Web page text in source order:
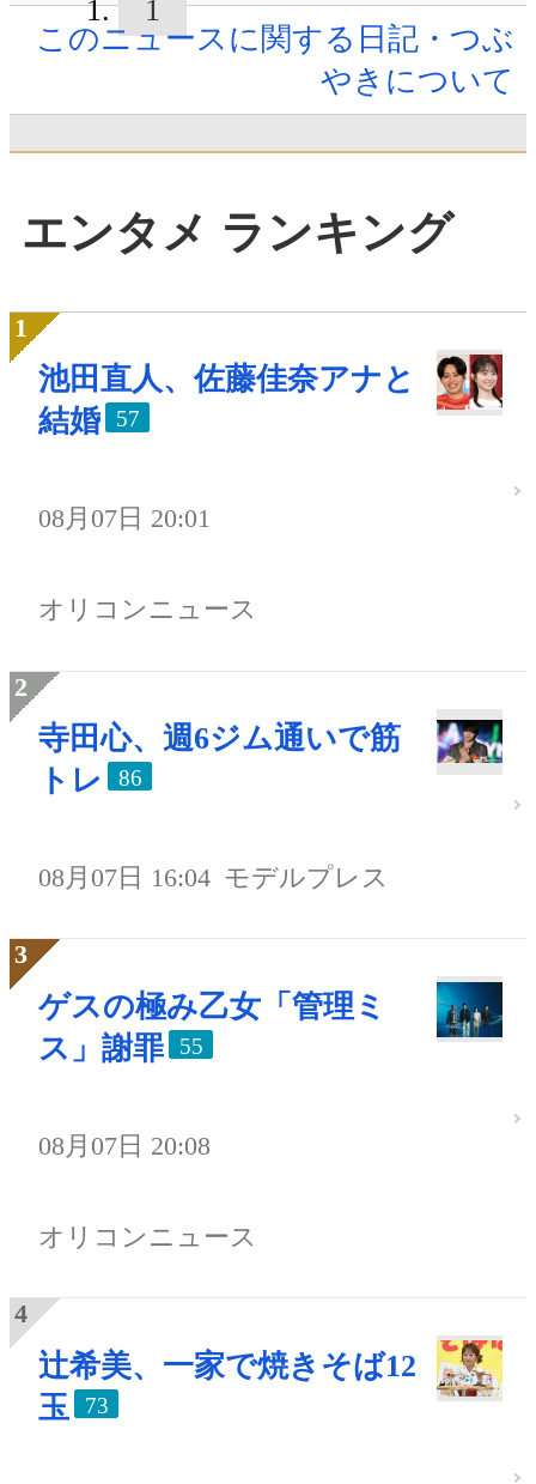
1
このニュースに関する日記・つぶ
やきについて
エンタメ ランキング
池田直人、佐藤佳奈アナと
結婚
57
08月07日 20:01
オリコンニュース
寺田心、週6ジム通いで筋
トレ
86
08月07日 16:04 モデルプレス
ゲスの極み乙女「管理ミ
ス」謝罪
55
08月07日 20:08
オリコンニュース
辻希美、一家で焼きそば12
玉
73